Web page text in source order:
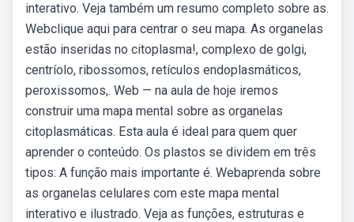
interativo. Veja também um resumo completo sobre as.
Webclique aqui para centrar o seu mapa. As organelas
estão inseridas no citoplasma!, complexo de golgi,
centríolo, ribossomos, retículos endoplasmáticos,
peroxissomos,. Web — na aula de hoje iremos
construir uma mapa mental sobre as organelas
citoplasmáticas. Esta aula é ideal para quem quer
aprender o conteúdo. Os plastos se dividem em três
tipos: A função mais importante é. Webaprenda sobre
as organelas celulares com este mapa mental
interativo e ilustrado. Veja as funções, estruturas e